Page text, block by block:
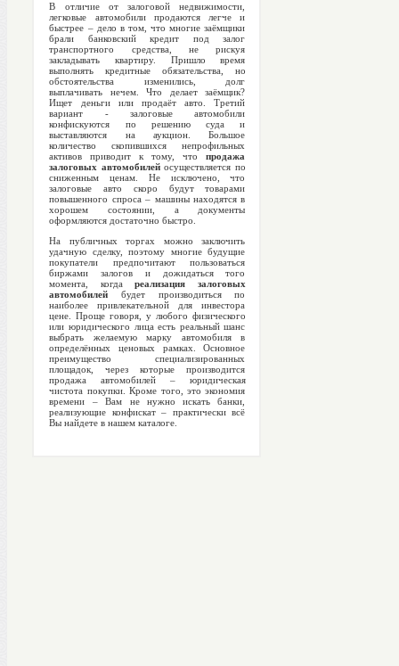
В отличие от залоговой недвижимости,
легковые автомобили продаются легче и
быстрее – дело в том, что многие заёмщики
брали банковский кредит под залог
транспортного средства, не рискуя
закладывать квартиру. Пришло время
выполнять кредитные обязательства, но
обстоятельства изменились, долг
выплачивать нечем. Что делает заёмщик?
Ищет деньги или продаёт авто. Третий
вариант - залоговые автомобили
конфискуются по решению суда и
выставляются на аукцион. Большое
количество скопившихся непрофильных
активов приводит к тому, чтопродажа
залоговых автомобилейосуществляется по
сниженным ценам. Не исключено, что
залоговые авто скоро будут товарами
повышенного спроса – машины находятся в
хорошем состоянии, а документы
оформляются достаточно быстро.
На публичных торгах можно заключить
удачную сделку, поэтому многие будущие
покупатели предпочитают пользоваться
биржами залогов и дожидаться того
момента, когдареализация залоговых
автомобилей будет производиться по
наиболее привлекательной для инвестора
цене. Проще говоря, у любого физического
или юридического лица есть реальный шанс
выбрать желаемую марку автомобиля в
определённых ценовых рамках. Основное
преимущество специализированных
площадок, через которые производится
продажа автомобилей – юридическая
чистота покупки. Кроме того, это экономия
времени – Вам не нужно искать банки,
реализующие конфискат – практически всё
Вы найдете в нашем каталоге.